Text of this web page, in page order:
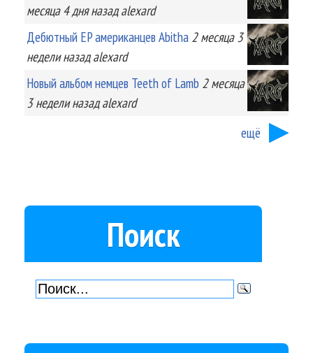
месяца 4 дняназад alexard
Дебютный EP американцев Abitha 2 месяца 3
неделиназад alexard
Новый альбом немцев Teeth of Lamb 2 месяца
3 неделиназад alexard
ещё
Поиск